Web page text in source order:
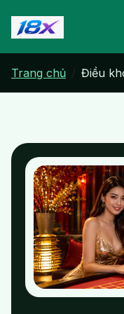
Trang chủ Điều